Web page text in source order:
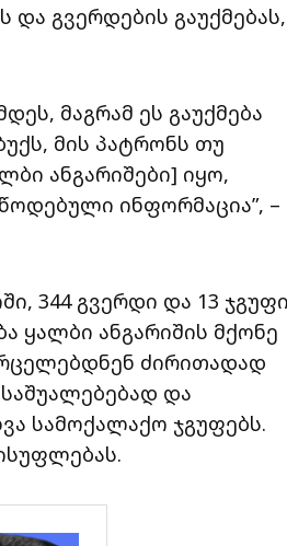
და გვერდების გაუქმებას,
მაგრამ ეს გაუქმება
მის პატრონს თუ
ანგარიშები] იყო,
ინფორმაცია”, –
344 გვერდი და 13 ჯგუფი
ყალბი ანგარიშის მქონე
ძირითადად
და
სამოქალაქო ჯგუფებს.